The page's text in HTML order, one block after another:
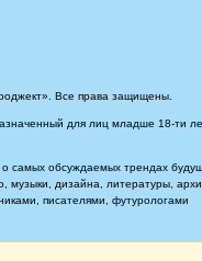
Все права защищены.
для лиц младше 18-ти
самых обсуждаемых трендах
музыки, дизайна, литературы,
писателями, футурологами